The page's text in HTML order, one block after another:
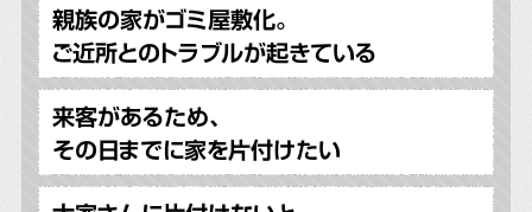
親族の家がゴミ屋敷化。
ご近所とのトラブルが起きている
来客があるため、
その日までに家を片付けたい